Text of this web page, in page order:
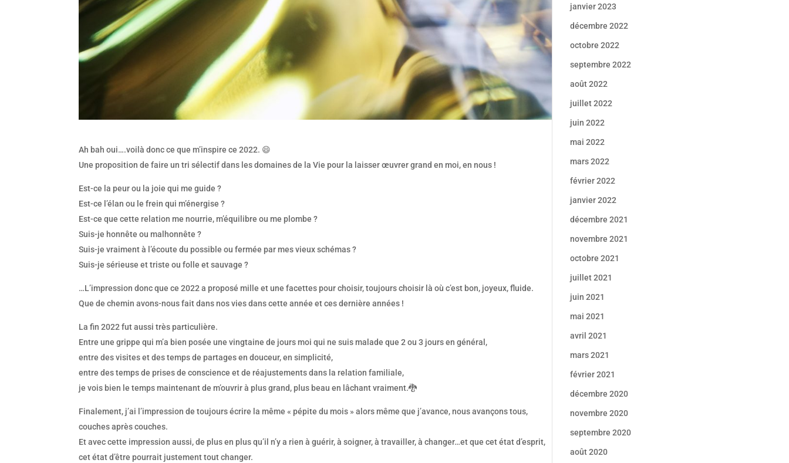
Ah bah oui….voilà donc ce que m’inspire ce 2022. 😄
Une proposition de faire un tri sélectif dans les domaines de la Vie pour la laisser œuvrer grand en moi, en nous !
Est-ce la peur ou la joie qui me guide ?
Est-ce l’élan ou le frein qui m’énergise ?
Est-ce que cette relation me nourrie, m’équilibre ou me plombe ?
Suis-je honnête ou malhonnête ?
Suis-je vraiment à l’écoute du possible ou fermée par mes vieux schémas ?
Suis-je sérieuse et triste ou folle et sauvage ?
…L’impression donc que ce 2022 a proposé mille et une facettes pour choisir, toujours choisir là où c’est bon, joyeux, fluide.
Que de chemin avons-nous fait dans nos vies dans cette année et ces dernière années !
La fin 2022 fut aussi très particulière.
Entre une grippe qui m’a bien posée une vingtaine de jours moi qui ne suis malade que 2 ou 3 jours en général,
entre des visites et des temps de partages en douceur, en simplicité,
entre des temps de prises de conscience et de réajustements dans la relation familiale,
je vois bien le temps maintenant de m’ouvrir à plus grand, plus beau en lâchant vraiment.🐉
Finalement, j’ai l’impression de toujours écrire la même « pépite du mois » alors même que j’avance, nous avançons tous,
couches après couches.
Et avec cette impression aussi, de plus en plus qu’il n’y a rien à guérir, à soigner, à travailler, à changer…et que cet état d’esprit,
cet état d’être pourrait justement tout changer.
janvier 2023
décembre 2022
octobre 2022
septembre 2022
août 2022
juillet 2022
juin 2022
mai 2022
mars 2022
février 2022
janvier 2022
décembre 2021
novembre 2021
octobre 2021
juillet 2021
juin 2021
mai 2021
avril 2021
mars 2021
février 2021
décembre 2020
novembre 2020
septembre 2020
août 2020